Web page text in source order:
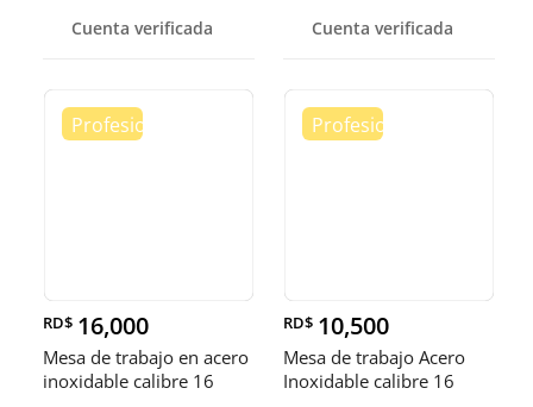
Cuenta verificada Cuenta verificada
RD$ 16,000
Mesa de trabajo en acero
inoxidable calibre 16
RD$ 10,500
Mesa de trabajo Acero
Inoxidable calibre 16